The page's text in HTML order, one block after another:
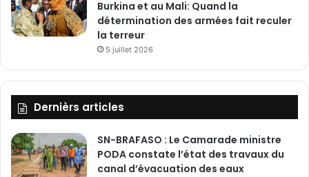
Burkina et au Mali: Quand la
détermination des armées fait reculer
la terreur
5 juillet 2026
Dernièrs articles
SN-BRAFASO : Le Camarade ministre
PODA constate l’état des travaux du
canal d’évacuation des eaux